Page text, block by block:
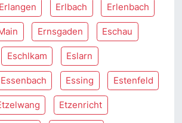
Erlangen Erlbach Erlenbach
Ernsgaden Eschau
Eschlkam Eslarn
Essenbach Essing Estenfeld
Etzenricht